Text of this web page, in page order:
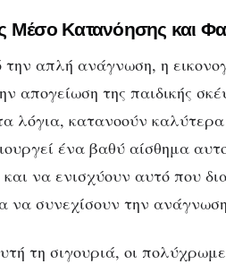
Μέσο Κατανόησης και
απλή ανάγνωση, η
απογείωση της παιδικής
λόγια, κατανοούν
ένα βαθύ αίσθημα
να ενισχύουν αυτό που
να συνεχίσουν την
τη σιγουριά, οι